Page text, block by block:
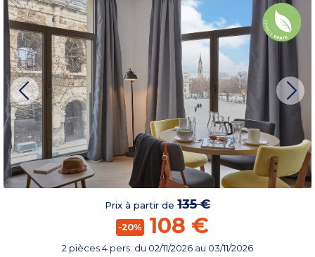
Prix à partir de 135 €
-20% 108 €
2 pièces 4 pers. du 02/11/2026 au 03/11/2026